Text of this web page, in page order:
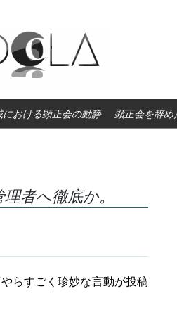
における顕正会の動静 顕正会を辞め
者へ徹底か。
らすごく珍妙な言動が投稿